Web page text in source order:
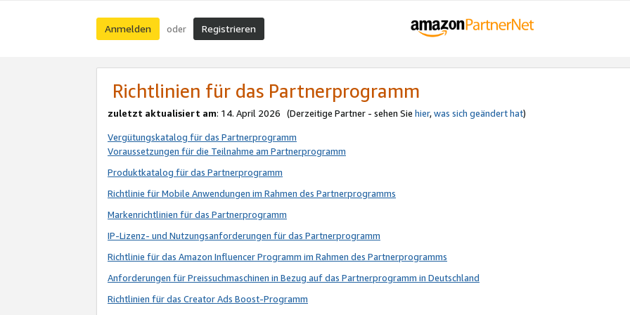
Anmelden oder Registrieren
Richtlinien für das Partnerprogramm
zuletzt aktualisiert am: 14. April 2026 (Derzeitige Partner - sehen Sie hier,was sich geändert hat)
Vergütungskatalog für das Partnerprogramm
Voraussetzungen für die Teilnahme am Partnerprogramm
Produktkatalog für das Partnerprogramm
Richtlinie für Mobile Anwendungen im Rahmen des Partnerprogramms
Markenrichtlinien für das Partnerprogramm
IP-Lizenz- und Nutzungsanforderungen für das Partnerprogramm
Richtlinie für das Amazon Influencer Programm im Rahmen des Partnerprogramms
Anforderungen für Preissuchmaschinen in Bezug auf das Partnerprogramm in Deutschland
Richtlinien für das Creator Ads Boost-Programm